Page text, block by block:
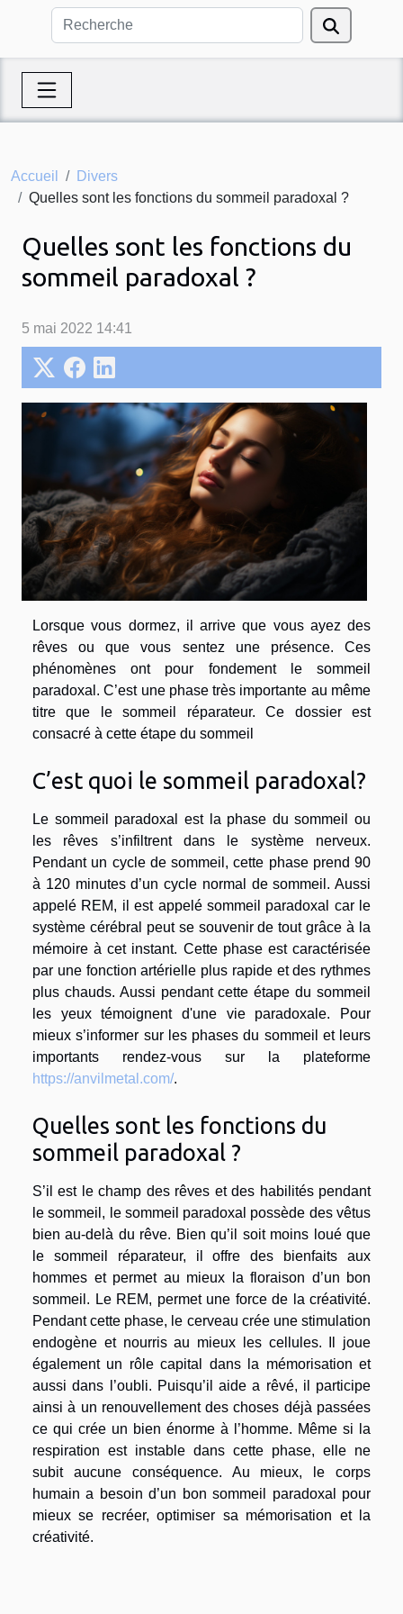
Accueil
Divers
Quelles sont les fonctions du sommeil paradoxal ?
Quelles sont les fonctions du
sommeil paradoxal ?
5 mai 2022 14:41
Lorsque vous dormez, il arrive que vous ayez des
rêves ou que vous sentez une présence. Ces
phénomènes ont pour fondement le sommeil
paradoxal. C’est une phase très importante au même
titre que le sommeil réparateur. Ce dossier est
consacré à cette étape du sommeil
C’est quoi le sommeil paradoxal?
Le sommeil paradoxal est la phase du sommeil ou
les rêves s’infiltrent dans le système nerveux.
Pendant un cycle de sommeil, cette phase prend 90
à 120 minutes d’un cycle normal de sommeil. Aussi
appelé REM, il est appelé sommeil paradoxal car le
système cérébral peut se souvenir de tout grâce à la
mémoire à cet instant. Cette phase est caractérisée
par une fonction artérielle plus rapide et des rythmes
plus chauds. Aussi pendant cette étape du sommeil
les yeux témoignent d'une vie paradoxale. Pour
mieux s’informer sur les phases du sommeil et leurs
importants rendez-vous sur la plateforme
https://anvilmetal.com/.
Quelles sont les fonctions du
sommeil paradoxal ?
S’il est le champ des rêves et des habilités pendant
le sommeil, le sommeil paradoxal possède des vêtus
bien au-delà du rêve. Bien qu’il soit moins loué que
le sommeil réparateur, il offre des bienfaits aux
hommes et permet au mieux la floraison d’un bon
sommeil. Le REM, permet une force de la créativité.
Pendant cette phase, le cerveau crée une stimulation
endogène et nourris au mieux les cellules. Il joue
également un rôle capital dans la mémorisation et
aussi dans l’oubli. Puisqu’il aide a rêvé, il participe
ainsi à un renouvellement des choses déjà passées
ce qui crée un bien énorme à l’homme. Même si la
respiration est instable dans cette phase, elle ne
subit aucune conséquence. Au mieux, le corps
humain a besoin d’un bon sommeil paradoxal pour
mieux se recréer, optimiser sa mémorisation et la
créativité.